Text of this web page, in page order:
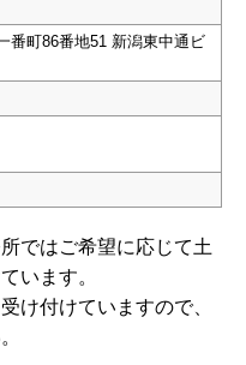
番町86番地51 新潟東中通ビ
ではご希望に応じて土
います。
け付けていますので、